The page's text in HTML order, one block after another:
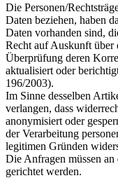
Die Personen/
Daten beziehen, haben
Daten vorhanden sind,
Recht auf Auskunft
Überprüfung deren
aktualisiert oder
196/2003).
Im Sinne desselben
verlangen, dass
anonymisiert oder
der Verarbeitung
legitimen Gründen
Die Anfragen müssen
gerichtet werden.